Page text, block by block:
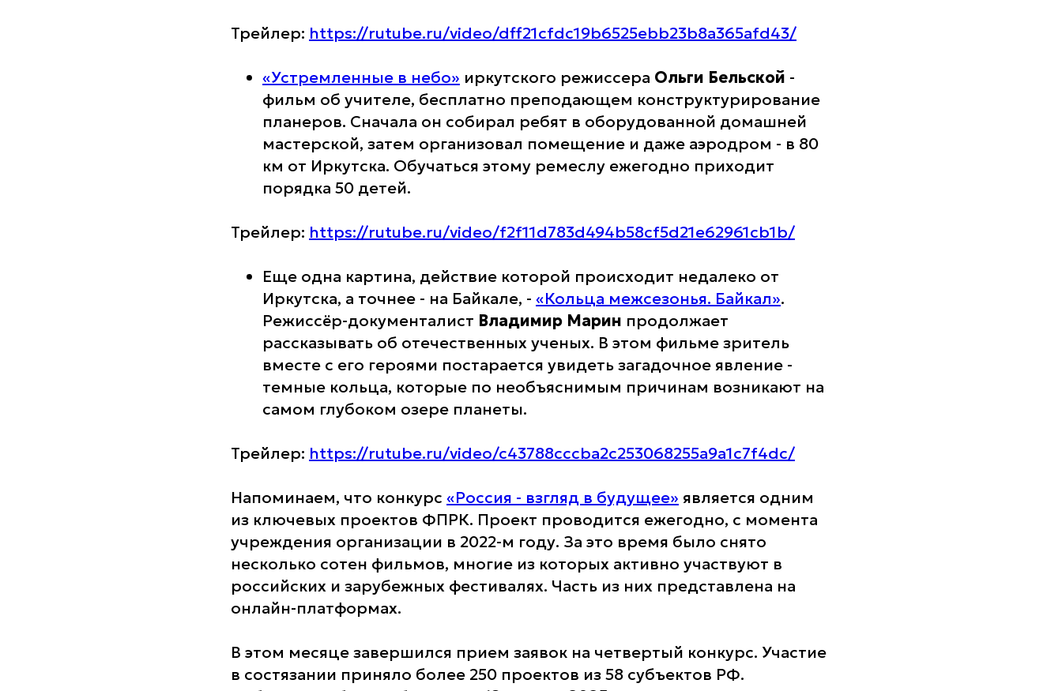
Трейлер: https://rutube.ru/video/dff21cfdc19b6525ebb23b8a365afd43/
«Устремленные в небо» иркутского режиссера Ольги Бельской -
фильм об учителе, бесплатно преподающем конструктурирование
планеров. Сначала он собирал ребят в оборудованной домашней
мастерской, затем организовал помещение и даже аэродром - в 80
км от Иркутска. Обучаться этому ремеслу ежегодно приходит
порядка 50 детей.
Трейлер: https://rutube.ru/video/f2f11d783d494b58cf5d21e62961cb1b/
Еще одна картина, действие которой происходит недалеко от
Иркутска, а точнее - на Байкале, - «Кольца межсезонья. Байкал».
Режиссёр-документалист Владимир Марин продолжает
рассказывать об отечественных ученых. В этом фильме зритель
вместе с его героями постарается увидеть загадочное явление -
темные кольца, которые по необъяснимым причинам возникают на
самом глубоком озере планеты.
Трейлер: https://rutube.ru/video/c43788cccba2c253068255a9a1c7f4dc/
Напоминаем, что конкурс «Россия - взгляд в будущее» является одним
из ключевых проектов ФПРК. Проект проводится ежегодно, с момента
учреждения организации в 2022-м году. За это время было снято
несколько сотен фильмов, многие из которых активно участвуют в
российских и зарубежных фестивалях. Часть из них представлена на
онлайн-платформах.
В этом месяце завершился прием заявок на четвертый конкурс. Участие
в состязании приняло более 250 проектов из 58 субъектов РФ.